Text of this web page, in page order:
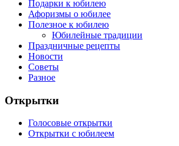
Подарки к юбилею
Афоризмы о юбилее
Полезное к юбилею
Юбилейные традиции
Праздничные рецепты
Новости
Советы
Разное
Открытки
Голосовые открытки
Открытки с юбилеем